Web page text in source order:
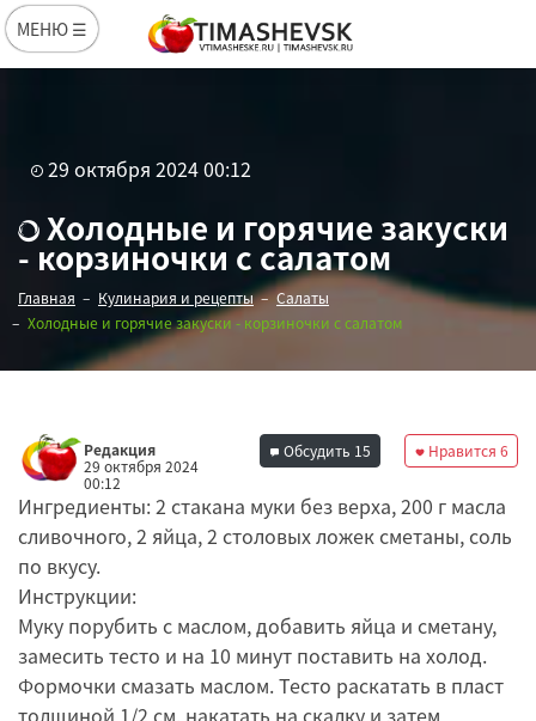
МЕНЮ ☰
29 октября 2024 00:12
Холодные и горячие закуски
- корзиночки с салатом
Главная Кулинария и рецепты
Салаты
Холодные и горячие закуски - корзиночки с салатом
Редакция
29 октября 2024
00:12
Нравится 6
Обсудить 15
Ингредиенты: 2 стакана муки без верха, 200 г масла
сливочного, 2 яйца, 2 столовых ложек сметаны, соль
по вкусу.
Инструкции:
Муку порубить с маслом, добавить яйца и сметану,
замесить тесто и на 10 минут поставить на холод.
Формочки смазать маслом. Тесто раскатать в пласт